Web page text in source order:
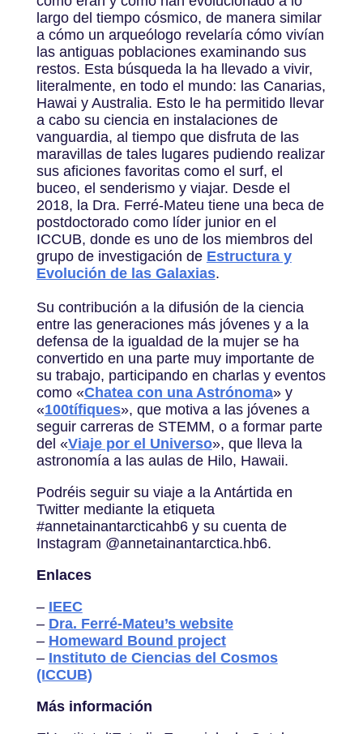
largo del tiempo cósmico, de manera similar
a cómo un arqueólogo revelaría cómo vivían
las antiguas poblaciones examinando sus
restos. Esta búsqueda la ha llevado a vivir,
literalmente, en todo el mundo: las Canarias,
Hawai y Australia. Esto le ha permitido llevar
a cabo su ciencia en instalaciones de
vanguardia, al tiempo que disfruta de las
maravillas de tales lugares pudiendo realizar
sus aficiones favoritas como el surf, el
buceo, el senderismo y viajar. Desde el
2018, la Dra. Ferré-Mateu tiene una beca de
postdoctorado como líder junior en el
ICCUB, donde es uno de los miembros del
grupo de investigación de Estructura y
Evolución de las Galaxias.
Su contribución a la difusión de la ciencia
entre las generaciones más jóvenes y a la
defensa de la igualdad de la mujer se ha
convertido en una parte muy importante de
su trabajo, participando en charlas y eventos
como «Chatea con una Astrónoma» y
«100tífiques», que motiva a las jóvenes a
seguir carreras de STEMM, o a formar parte
del «Viaje por el Universo», que lleva la
astronomía a las aulas de Hilo, Hawaii.
Podréis seguir su viaje a la Antártida en
Twitter mediante la etiqueta
#annetainantarcticahb6 y su cuenta de
Instagram @annetainantarctica.hb6.
Enlaces
– IEEC
– Dra. Ferré-Mateu’s website
– Homeward Bound project
– Instituto de Ciencias del Cosmos
(ICCUB)
Más información